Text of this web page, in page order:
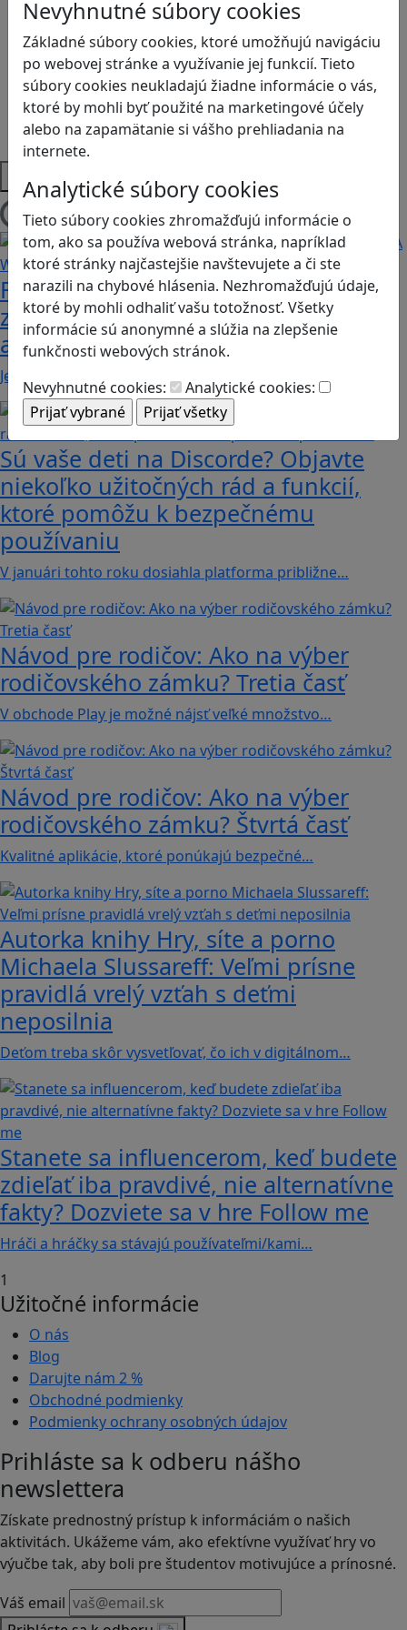
Nevyhnutné súbory cookies
Základné súbory cookies, ktoré umožňujú navigáciu
po webovej stránke a využívanie jej funkcií. Tieto
súbory cookies neukladajú žiadne informácie o vás,
ktoré by mohli byť použité na marketingové účely
alebo na zapamätanie si vášho prehliadania na
internete.
Analytické súbory cookies
Tieto súbory cookies zhromažďujú informácie o
tom, ako sa používa webová stránka, napríklad
ktoré stránky najčastejšie navštevujete a či ste
narazili na chybové hlásenia. Nezhromažďujú údaje,
ktoré by mohli odhaliť vašu totožnosť. Všetky
informácie sú anonymné a slúžia na zlepšenie
funkčnosti webových stránok.
Nevyhnutné cookies:
Analytické cookies:
Logické myslenie
Ľudské práva a tolerancia
Motorika a koncentrácia
Programovanie/Technika
Sociálne zručnosti a kooperácia
Strategické myslenie
Zdravie a pohyb
Platformy
Načítam blogy
Fotografujte zvieratká, aby ste
zachránili ostrov v Alba: A Wildlife
adventure
Jednoduchá hra, vhodná pre kohokoľvek z rodiny,…
Sú vaše deti na Discorde? Objavte
niekoľko užitočných rád a funkcií,
ktoré pomôžu k bezpečnému
používaniu
V januári tohto roku dosiahla platforma približne…
Návod pre rodičov: Ako na výber
rodičovského zámku? Tretia časť
V obchode Play je možné nájsť veľké množstvo…
Návod pre rodičov: Ako na výber
rodičovského zámku? Štvrtá časť
Kvalitné aplikácie, ktoré ponúkajú bezpečné…
Autorka knihy Hry, síte a porno
Michaela Slussareff: Veľmi prísne
pravidlá vrelý vzťah s deťmi
neposilnia
Deťom treba skôr vysvetľovať, čo ich v digitálnom…
Stanete sa influencerom, keď budete
zdieľať iba pravdivé, nie alternatívne
fakty? Dozviete sa v hre Follow me
Hráči a hráčky sa stávajú používateľmi/kami…
1
Užitočné informácie
O nás
Blog
Darujte nám 2 %
Obchodné podmienky
Podmienky ochrany osobných údajov
Prihláste sa k odberu nášho
newslettera
Získate prednostný prístup k informáciám o našich
aktivitách. Ukážeme vám, ako efektívne využívať hry vo
výučbe tak, aby boli pre študentov motivujúce a prínosné.
Váš email